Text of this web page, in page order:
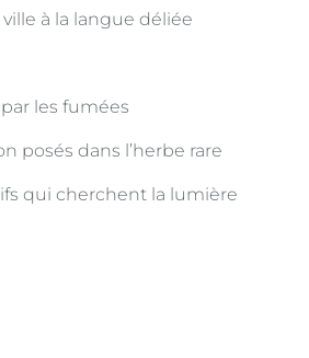
à la langue déliée
les fumées
posés dans l’herbe rare
qui cherchent la lumière